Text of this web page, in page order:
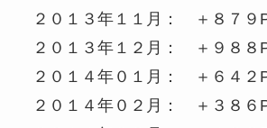
２０１３年１１月： ＋８７９
２０１３年１２月： ＋９８８
２０１４年０１月： ＋６４２
２０１４年０２月： ＋３８６